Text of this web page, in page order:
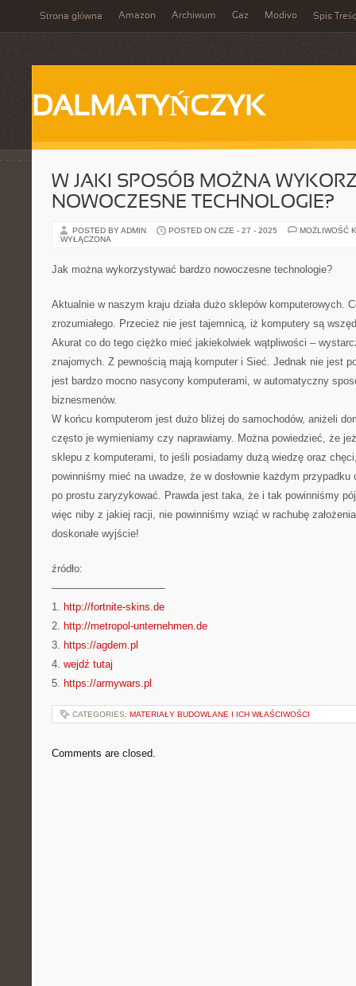
Strona główna Amazon Archiwum Gaz Modivo Spis
DALMATYŃCZYK
W JAKI SPOSÓB MOŻNA
NOWOCZESNE TECHNOLOGIE?
POSTED BY ADMIN POSTED ON CZE - 27 - 2025
MOŻLIWOŚĆ
WYŁĄCZONA
Jak można wykorzystywać bardzo nowoczesne technologie?
Aktualnie w naszym kraju działa dużo sklepów komputerowych.
zrozumiałego. Przecież nie jest tajemnicą, iż komputery są
Akurat co do tego ciężko mieć jakiekolwiek wątpliwości –
znajomych. Z pewnością mają komputer i Sieć. Jednak nie jest
jest bardzo mocno nasycony komputerami, w automatyczny
biznesmenów.
W końcu komputerom jest dużo bliżej do samochodów, aniżeli
często je wymieniamy czy naprawiamy. Można powiedzieć, że
sklepu z komputerami, to jeśli posiadamy dużą wiedzę oraz
powinniśmy mieć na uwadze, że w dosłownie każdym
po prostu zaryzykować. Prawda jest taka, że i tak powinniśmy
więc niby z jakiej racji, nie powinniśmy wziąć w rachubę
doskonałe wyjście!
źródło:
———————————
1. http://fortnite-skins.de
2. http://metropol-unternehmen.de
3. https://agdem.pl
4. wejdź tutaj
5. https://armywars.pl
CATEGORIES: MATERIAŁY BUDOWLANE I ICH WŁAŚCIWOŚCI
Comments are closed.